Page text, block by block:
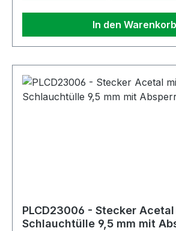
In den Warenkorb
PLCD23006 - Stecker
Schlauchtülle 9,5 mm mit